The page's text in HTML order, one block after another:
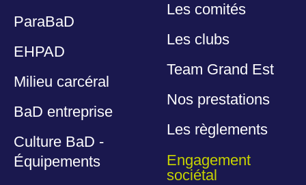
ParaBaD
EHPAD
Milieu carcéral
BaD entreprise
Culture BaD -
Équipements
Les comités
Les clubs
Team Grand Est
Nos prestations
Les règlements
Engagement
sociétal